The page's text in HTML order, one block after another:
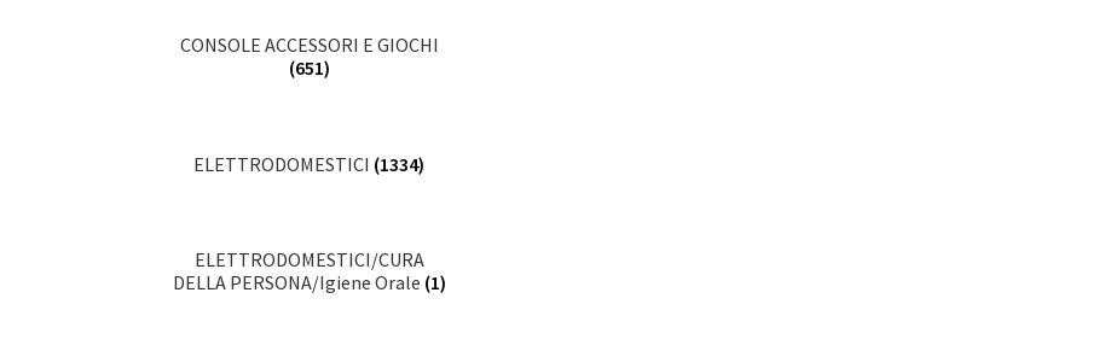
CONSOLE ACCESSORI E GIOCHI
(651)
ELETTRODOMESTICI (1334)
ELETTRODOMESTICI/CURA
DELLA PERSONA/Igiene Orale (1)